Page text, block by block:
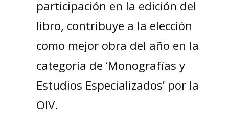
participación en la edición del
libro, contribuye a la elección
como mejor obra del año en la
categoría de ‘Monografías y
Estudios Especializados’ por la
OIV.